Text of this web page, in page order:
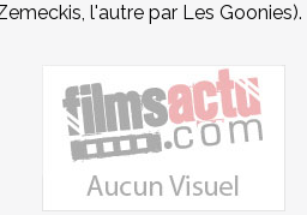
l'autre par Les Goonies).